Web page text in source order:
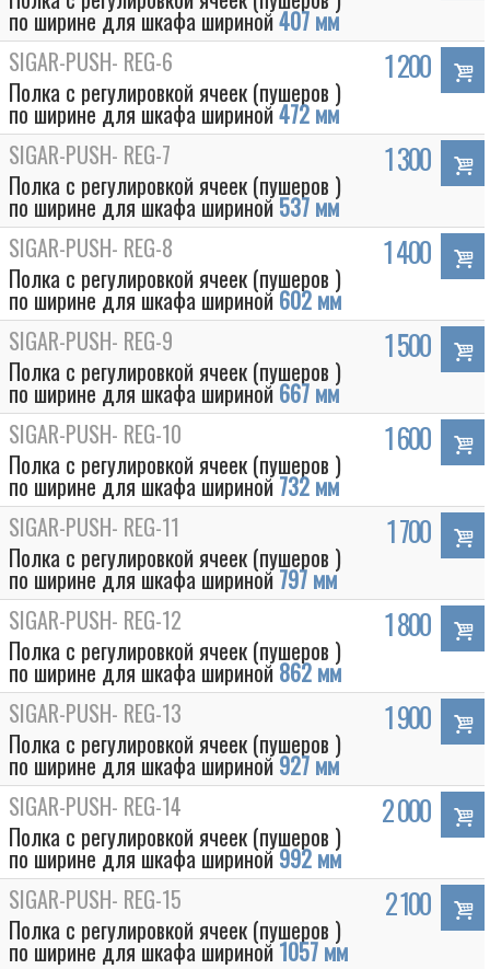
по ширине для шкафа шириной407 мм
SIGAR-PUSH- REG-6
Полка с регулировкой ячеек (пушеров )
по ширине для шкафа шириной472 мм
1 200
SIGAR-PUSH- REG-7
Полка с регулировкой ячеек (пушеров )
по ширине для шкафа шириной537 мм
1 300
SIGAR-PUSH- REG-8
Полка с регулировкой ячеек (пушеров )
по ширине для шкафа шириной602 мм
1 400
SIGAR-PUSH- REG-9
Полка с регулировкой ячеек (пушеров )
по ширине для шкафа шириной667 мм
1 500
SIGAR-PUSH- REG-10
Полка с регулировкой ячеек (пушеров )
по ширине для шкафа шириной732 мм
1 600
SIGAR-PUSH- REG-11
Полка с регулировкой ячеек (пушеров )
по ширине для шкафа шириной797 мм
1 700
SIGAR-PUSH- REG-12
Полка с регулировкой ячеек (пушеров )
по ширине для шкафа шириной862 мм
1 800
SIGAR-PUSH- REG-13
Полка с регулировкой ячеек (пушеров )
по ширине для шкафа шириной927 мм
1 900
SIGAR-PUSH- REG-14
Полка с регулировкой ячеек (пушеров )
по ширине для шкафа шириной992 мм
2 000
SIGAR-PUSH- REG-15
Полка с регулировкой ячеек (пушеров )
по ширине для шкафа шириной1057 мм
2 100